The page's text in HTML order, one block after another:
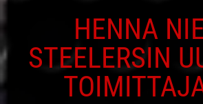
HENNA
STEELERSIN